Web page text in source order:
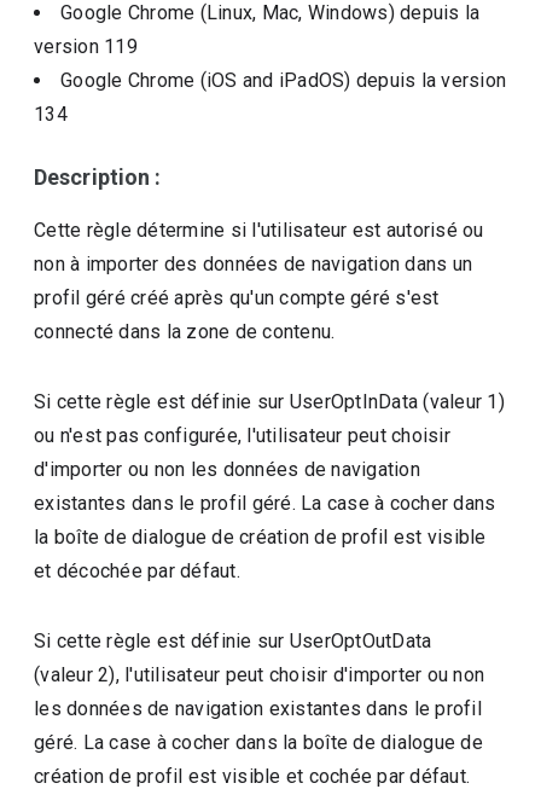
Google Chrome (Linux, Mac, Windows)depuis la
version 119
Google Chrome (iOS and iPadOS) depuis la version
134
Description :
Cette règle détermine si l'utilisateur est autorisé ou
non à importer des données de navigation dans un
profil géré créé après qu'un compte géré s'est
connecté dans la zone de contenu.
Si cette règle est définie sur UserOptInData (valeur 1)
ou n'est pas configurée, l'utilisateur peut choisir
d'importer ou non les données de navigation
existantes dans le profil géré. La case à cocher dans
la boîte de dialogue de création de profil est visible
et décochée par défaut.
Si cette règle est définie sur UserOptOutData
(valeur 2), l'utilisateur peut choisir d'importer ou non
les données de navigation existantes dans le profil
géré. La case à cocher dans la boîte de dialogue de
création de profil est visible et cochée par défaut.